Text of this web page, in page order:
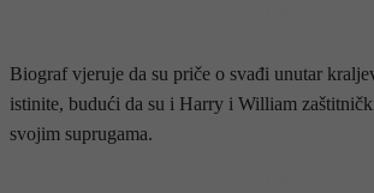
Biograf vjeruje da su priče o svađi unutar
istinite, budući da su i Harry i William
svojim suprugama.